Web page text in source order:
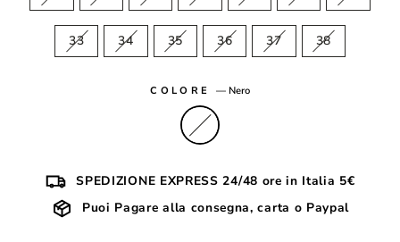
33 34 35 36 37 38
COLORE — Nero
SPEDIZIONE EXPRESS 24/48 ore in Italia 5€
Puoi Pagare alla consegna, carta o Paypal